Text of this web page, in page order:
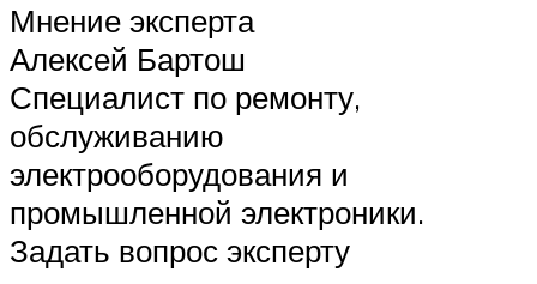
Мнение эксперта
Алексей Бартош
Специалист по ремонту,
обслуживанию
электрооборудования и
промышленной электроники.
Задать вопрос эксперту